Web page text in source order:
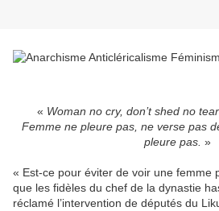
« Woman no cry, don’t shed no
Femme ne pleure pas, ne verse pas
pleure pas. »
« Est-ce pour éviter de voir une femme
que les fidèles du chef de la dynastie
réclamé l’intervention de députés du